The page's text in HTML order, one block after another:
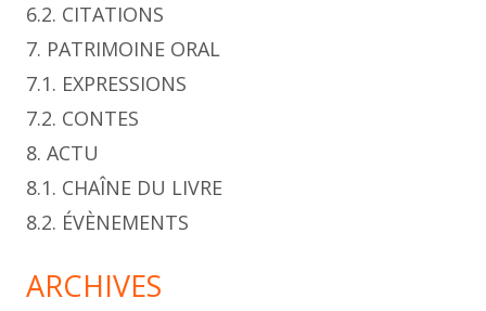
6.2. CITATIONS
7. PATRIMOINE ORAL
7.1. EXPRESSIONS
7.2. CONTES
8. ACTU
8.1. CHAÎNE DU LIVRE
8.2. ÉVÈNEMENTS
ARCHIVES